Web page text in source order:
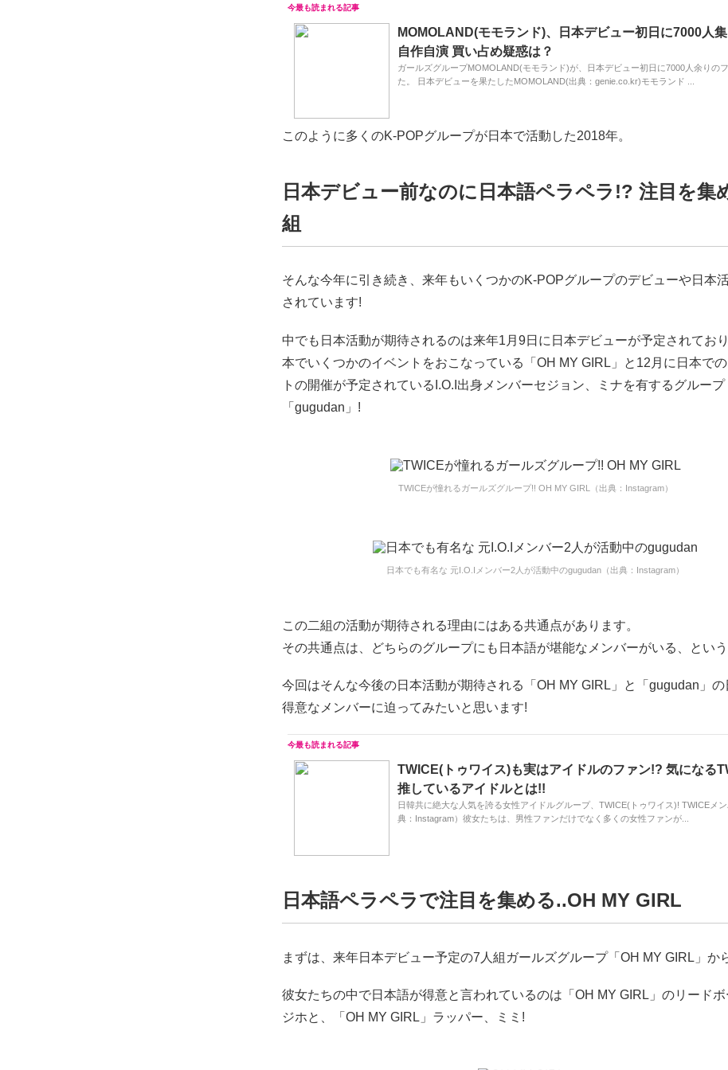
MOMOLAND(モモランド)、日本デビュー初日に7000人集
自作自演 買い占め疑惑は？
ガールズグループMOMOLAND(モモランド)が、日本デビュー初日に7000人余りの
た。 日本デビューを果たしたMOMOLAND(出典：genie.co.kr)モモランド ...
このように多くのK-POPグループが日本で活動した2018年。
日本デビュー前なのに日本語ペラペラ!? 注目を集
組
そんな今年に引き続き、来年もいくつかのK-POPグループのデビューや日本
されています!
中でも日本活動が期待されるのは来年1月9日に日本デビューが予定されてお
本でいくつかのイベントをおこなっている「OH MY GIRL」と12月に日本で
トの開催が予定されているI.O.I出身メンバーセジョン、ミナを有するグループ
「gugudan」!
TWICEが憧れるガールズグループ!! OH MY GIRL（出典：Instagram）
日本でも有名な 元I.O.Iメンバー2人が活動中のgugudan（出典：Instagram）
この二組の活動が期待される理由にはある共通点があります。
その共通点は、どちらのグループにも日本語が堪能なメンバーがいる、とい
今回はそんな今後の日本活動が期待される「OH MY GIRL」と「gugudan」
得意なメンバーに迫ってみたいと思います!
TWICE(トゥワイス)も実はアイドルのファン!? 気になる
推しているアイドルとは!!
日韓共に絶大な人気を誇る女性アイドルグループ、TWICE(トゥワイス)! TWICEメ
典：Instagram）彼女たちは、男性ファンだけでなく多くの女性ファンが...
日本語ペラペラで注目を集める..OH MY GIRL
まずは、来年日本デビュー予定の7人組ガールズグループ「OH MY GIRL」か
彼女たちの中で日本語が得意と言われているのは「OH MY GIRL」のリード
ジホと、「OH MY GIRL」ラッパー、ミミ!